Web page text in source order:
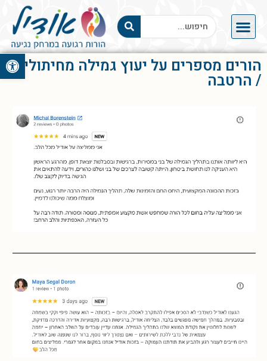
פתח
הורים מספרים על יעוץ גמילה מחיתולים
/ הרטבה